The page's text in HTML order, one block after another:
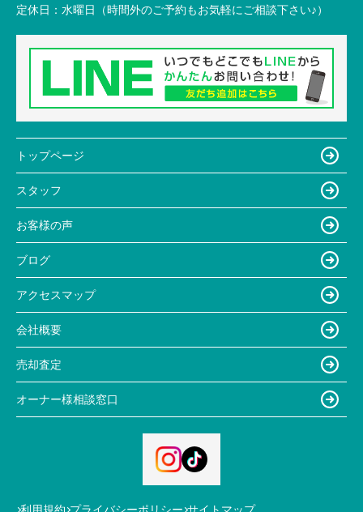
定休日： 水曜日（時間外のご予約もお気軽にご相談下さい♪）
トップページ
スタッフ
お客様の声
ブログ
アクセスマップ
会社概要
売却査定
オーナー様相談窓口